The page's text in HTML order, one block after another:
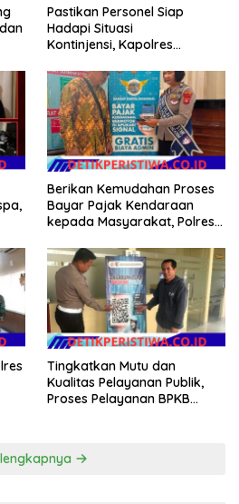
Pastikan Personel Siap
Hadapi Situasi
Kontinjensi, Kapolres
Almatsus dan Simulasi Taktis
Dalmas
Berikan Kemudahan Proses
Bayar Pajak Kendaraan
kepada Masyarakat, Polres
SosialisasikanAplikasi Signal
Samsat
Tingkatkan Mutu dan
Kualitas Pelayanan Publik,
Proses Pelayanan BPKB